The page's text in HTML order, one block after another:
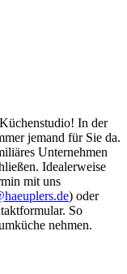
In der
jemand für Sie da.
Unternehmen
Idealerweise
mit uns
) oder
So
nehmen.